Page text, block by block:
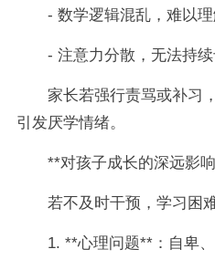
- 数学逻辑混乱，难以
- 注意力分散，无法持
家长若强行责骂或补习
引发厌学情绪。
**对孩子成长的深远影
若不及时干预，学习困
1. **心理问题**：自卑